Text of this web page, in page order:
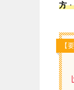
方
【